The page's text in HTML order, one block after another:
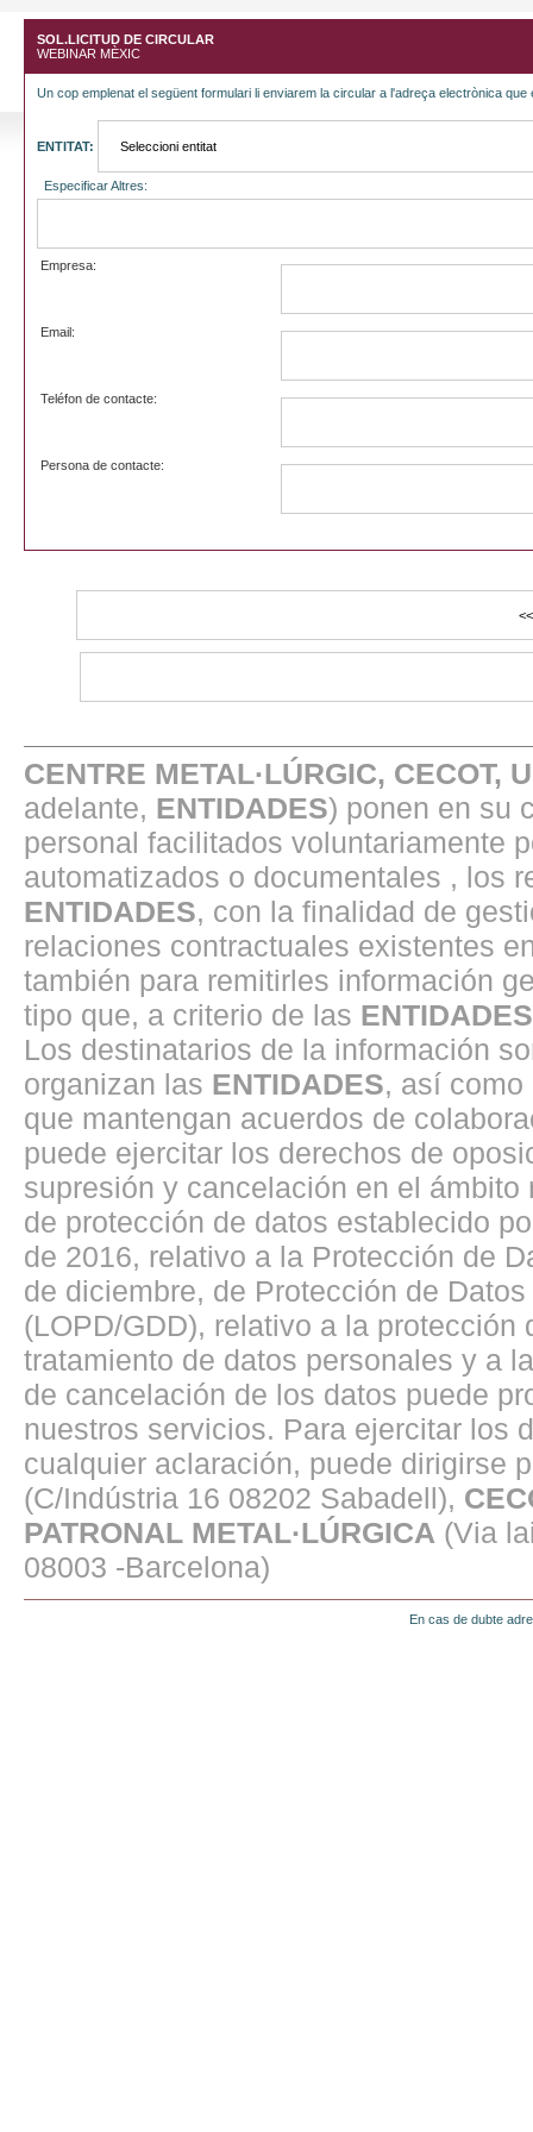
SOL.LICITUD DE CIRCULAR
WEBINAR MÈXIC
Un cop emplenat el següent formulari li enviarem la circular a l'adreça electrònica que
ENTITAT:
Especificar Altres:
Empresa:
Email:
Teléfon de contacte:
Persona de contacte:
CENTRE METAL·LÚRGIC, CECOT,
adelante, ENTIDADES) ponen en su
personal facilitados voluntariamente
automatizados o documentales , los
ENTIDADES, con la finalidad de
relaciones contractuales existentes
también para remitirles información
tipo que, a criterio de las ENTIDADES
Los destinatarios de la información
organizan las ENTIDADES, así como
que mantengan acuerdos de
puede ejercitar los derechos de
supresión y cancelación en el
de protección de datos establecido
de 2016, relativo a la Protección de
de diciembre, de Protección de
(LOPD/GDD), relativo a la
tratamiento de datos personales y a
de cancelación de los datos puede
nuestros servicios. Para ejercitar los
cualquier aclaración, puede dirigirse
(C/Indústria 16 08202 Sabadell),
PATRONAL METAL·LÚRGICA (Via
08003 -Barcelona)
En cas de dubte